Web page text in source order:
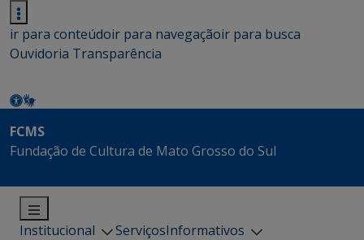
ir para conteúdoir para navegaçãoir para busca
Ouvidoria Transparência
FCMS
Fundação de Cultura de Mato Grosso do Sul
Institucional ServiçosInformativos